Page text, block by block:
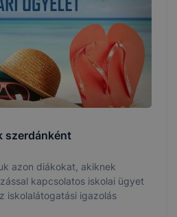
szerdánként
azon diákokat, akiknek
kapcsolatos iskolai ügyet
iskolalátogatási igazolás